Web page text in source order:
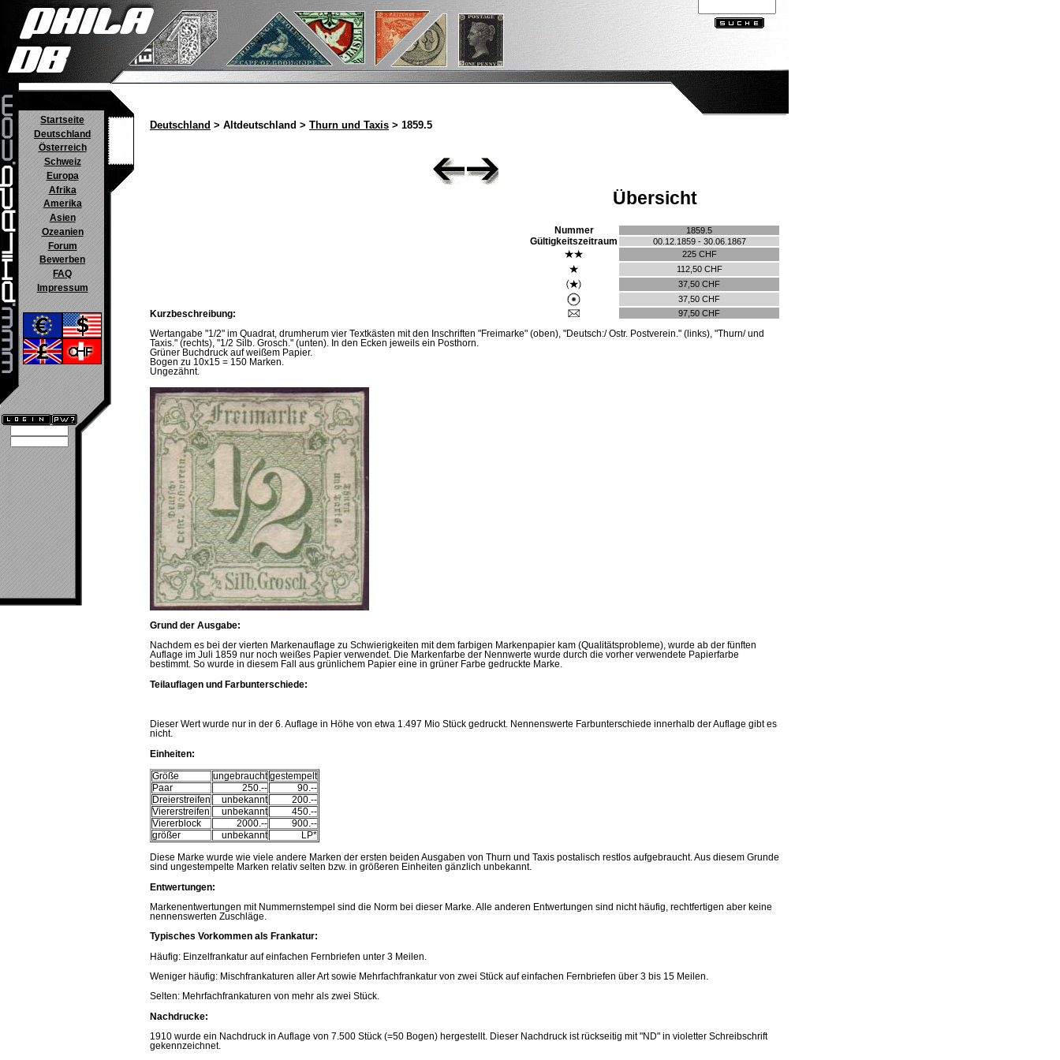
Startseite
Deutschland
Österreich
Schweiz
Europa
Afrika
Amerika
Asien
Ozeanien
Forum
Bewerben
FAQ
Impressum
Deutschland > Altdeutschland > Thurn und Taxis > 1859.5
Übersicht
Nummer
1859.5
Gültigkeitszeitraum
00.12.1859 - 30.06.1867
225 CHF
112,50 CHF
37,50 CHF
37,50 CHF
97,50 CHF
Kurzbeschreibung:
Wertangabe "1/2" im Quadrat, drumherum vier Textkästen mit den Inschriften "Freimarke" (oben), "Deutsch:/ Ostr. Postverein." (links), "Thurn/ und
Taxis." (rechts), "1/2 Silb. Grosch." (unten). In den Ecken jeweils ein Posthorn.
Grüner Buchdruck auf weißem Papier.
Bogen zu 10x15 = 150 Marken.
Ungezähnt.
Grund der Ausgabe:
Nachdem es bei der vierten Markenauflage zu Schwierigkeiten mit dem farbigen Markenpapier kam (Qualitätsprobleme), wurde ab der fünften
Auflage im Juli 1859 nur noch weißes Papier verwendet. Die Markenfarbe der Nennwerte wurde durch die vorher verwendete Papierfarbe
bestimmt. So wurde in diesem Fall aus grünlichem Papier eine in grüner Farbe gedruckte Marke.
Teilauflagen und Farbunterschiede:
Dieser Wert wurde nur in der 6. Auflage in Höhe von etwa 1.497 Mio Stück gedruckt. Nennenswerte Farbunterschiede innerhalb der Auflage gibt es
nicht.
Einheiten:
Größe ungebraucht gestempelt
Paar
250.--
90.--
Dreierstreifen
unbekannt
200.--
Viererstreifen
unbekannt
450.--
Viererblock
2000.--
900.--
größer
unbekannt LP*
Diese Marke wurde wie viele andere Marken der ersten beiden Ausgaben von Thurn und Taxis postalisch restlos aufgebraucht. Aus diesem Grunde
sind ungestempelte Marken relativ selten bzw. in größeren Einheiten gänzlich unbekannt.
Entwertungen:
Markenentwertungen mit Nummernstempel sind die Norm bei dieser Marke. Alle anderen Entwertungen sind nicht häufig, rechtfertigen aber keine
nennenswerten Zuschläge.
Typisches Vorkommen als Frankatur:
Häufig: Einzelfrankatur auf einfachen Fernbriefen unter 3 Meilen.
Weniger häufig: Mischfrankaturen aller Art sowie Mehrfachfrankatur von zwei Stück auf einfachen Fernbriefen über 3 bis 15 Meilen.
Selten: Mehrfachfrankaturen von mehr als zwei Stück.
Nachdrucke:
1910 wurde ein Nachdruck in Auflage von 7.500 Stück (=50 Bogen) hergestellt. Dieser Nachdruck ist rückseitig mit "ND" in violetter Schreibschrift
gekennzeichnet.